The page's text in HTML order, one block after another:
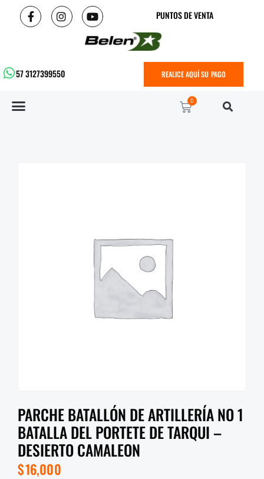
PUNTOS DE VENTA
57 3127399550 REALICE AQUÍ SU PAGO
0
PARCHE BATALLÓN DE ARTILLERÍA NO 1
BATALLA DEL PORTETE DE TARQUI –
DESIERTO CAMALEON
$16,000